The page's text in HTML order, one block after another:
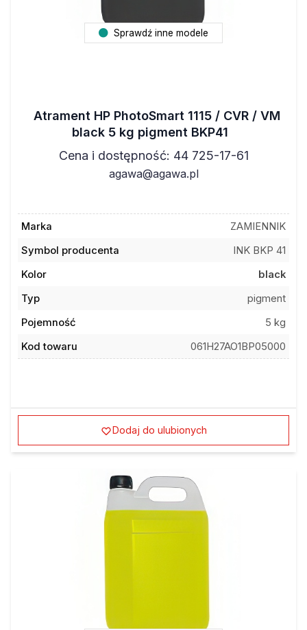
Sprawdź inne modele
Atrament HP PhotoSmart 1115 / CVR / VM
black 5 kg pigment BKP41
Cena i dostępność: 44 725-17-61
agawa@agawa.pl
Marka
ZAMIENNIK
Symbol producenta
INK BKP 41
Kolor
black
Typ
pigment
Pojemność
5 kg
Kod towaru
061H27AO1BP05000
Dodaj do ulubionych